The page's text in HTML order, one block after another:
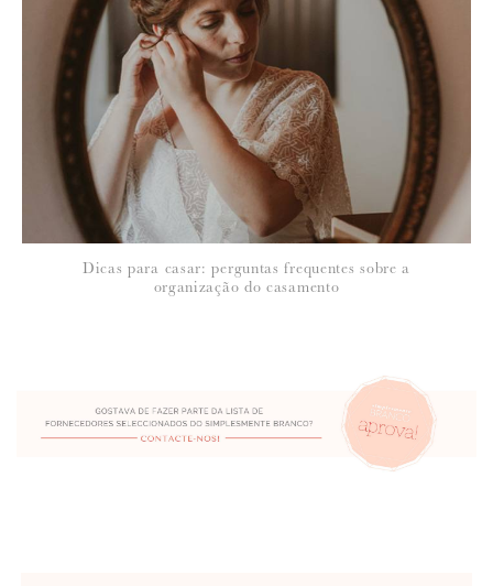
Dicas para casar: perguntas frequentes sobre a
organização do casamento